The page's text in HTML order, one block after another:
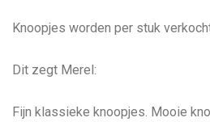
Knoopjes worden per stuk
Dit zegt Merel:
Fijn klassieke knoopjes. Mooie